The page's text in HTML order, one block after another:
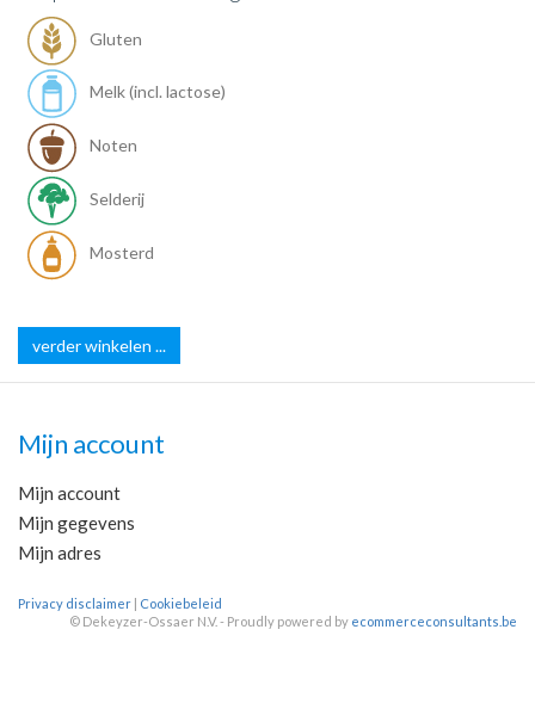
Gluten
Melk (incl. lactose)
Noten
Selderij
Mosterd
verder winkelen ...
Mijn account
Mijn account
Mijn gegevens
Mijn adres
Privacy disclaimer | Cookiebeleid
© Dekeyzer-Ossaer N.V. - Proudly powered by ecommerceconsultants.be